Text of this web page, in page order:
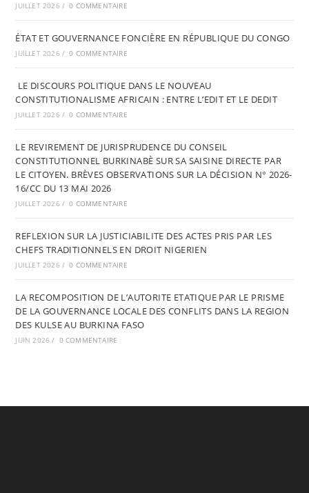
JUILLET 2026 / 0 COMMENTAIRE
ÉTAT ET GOUVERNANCE FONCIÈRE EN RÉPUBLIQUE DU CONGO
JUILLET 2026 / 0 COMMENTAIRE
LE DISCOURS POLITIQUE DANS LE NOUVEAU
CONSTITUTIONALISME AFRICAIN : ENTRE L’EDIT ET LE DEDIT
JUILLET 2026 / 0 COMMENTAIRE
LE REVIREMENT DE JURISPRUDENCE DU CONSEIL
CONSTITUTIONNEL BURKINABÈ SUR SA SAISINE DIRECTE PAR
LE CITOYEN. BRÈVES OBSERVATIONS SUR LA DÉCISION N° 2026-
16/CC DU 13 MAI 2026
JUILLET 2026 / 0 COMMENTAIRE
REFLEXION SUR LA JUSTICIABILITE DES ACTES PRIS PAR LES
CHEFS TRADITIONNELS EN DROIT NIGERIEN
JUILLET 2026 / 0 COMMENTAIRE
LA RECOMPOSITION DE L’AUTORITE ETATIQUE PAR LE PRISME
DE LA GOUVERNANCE LOCALE DES CONFLITS DANS LA REGION
DES KULSE AU BURKINA FASO
JUIN 2026 / 0 COMMENTAIRE